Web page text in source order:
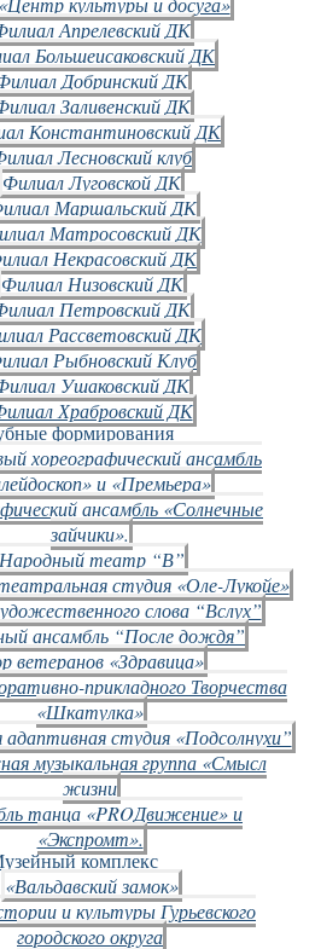
Апрелевский ДК
Большеисаковский ДК
Добринский ДК
Заливенский ДК
Константиновский ДК
Лесновский клуб
Филиал Луговской ДК
Маршальский ДК
Матросовский ДК
Некрасовский ДК
Филиал Низовский ДК
Петровский ДК
Рассветовский ДК
Рыбновский Клуб
Ушаковский ДК
Храбровский ДК
формирования
хореографический ансамбль
и «Премьера»
ансамбль «Солнечные
зайчики».
Народный театр “В”
студия «Оле-Лукойе»
слова “Вслух”
ансамбль “После дождя”
ветеранов «Здравица»
прикладного Творчества
«Шкатулка»
студия «Подсолнухи”
музыкальная группа «Смысл
жизни
танца «PROДвижение» и
«Экспромт».
комплекс
«Вальдавский замок»
и культуры Гурьевского
городского округа